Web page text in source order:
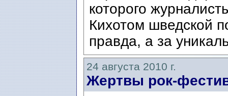
которого
Кихотом шведской
правда, а за
24 августа 2010 г.
Жертвы рок-